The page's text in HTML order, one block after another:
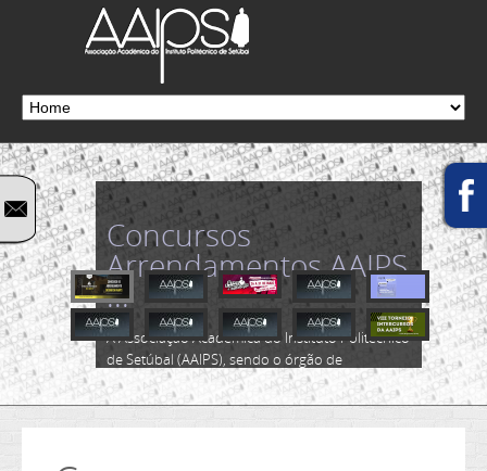
Concursos
Arrendamentos AAIPS
...
A Associação Académica do Instituto Politécnico
de Setúbal (AAIPS), sendo o órgão de
representação máxima dos estudantes do
Instituto Politécnico de Setúbal (IPS), tem assim
como um dos seus objetivos, a prestação de